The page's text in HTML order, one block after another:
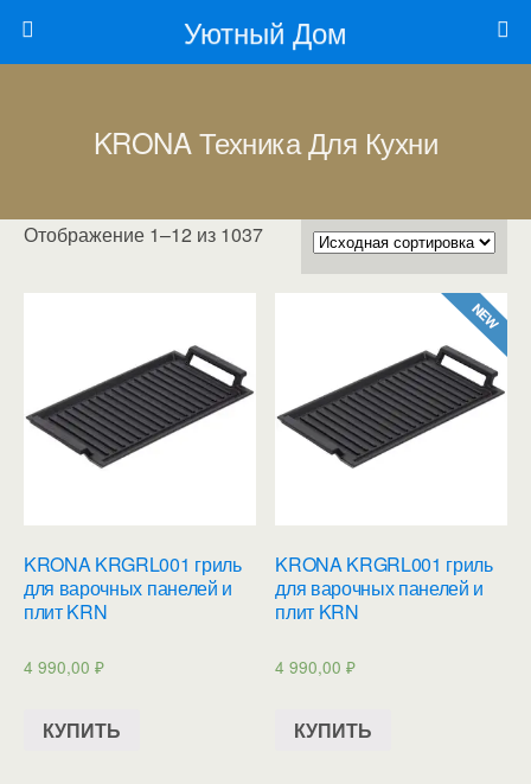
Уютный Дом
KRONA Техника Для Кухни
Отображение 1–12 из 1037
KRONA KRGRL001 гриль
для варочных панелей и
плит KRN
4 990,00 ₽
КУПИТЬ
KRONA KRGRL001 гриль
для варочных панелей и
плит KRN
4 990,00₽
КУПИТЬ